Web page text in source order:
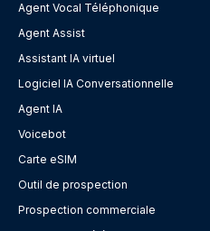
Agent Vocal Téléphonique
Agent Assist
Assistant IA virtuel
Logiciel IA Conversationnelle
Agent IA
Voicebot
Carte eSIM
Outil de prospection
Prospection commerciale